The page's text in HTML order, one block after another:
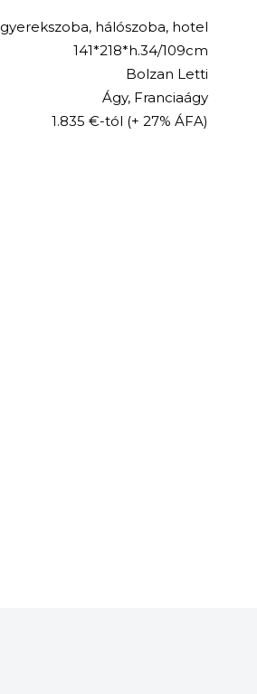
gyerekszoba, hálószoba, hotel
141*218*h.34/109cm
Bolzan Letti
Ágy, Franciaágy
1.835 €-tól (+ 27% ÁFA)